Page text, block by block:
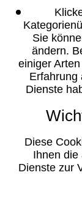
Sie
ändern.
einiger
Erfahrung
Dienste
Diese
Ihnen die
Dienste zur